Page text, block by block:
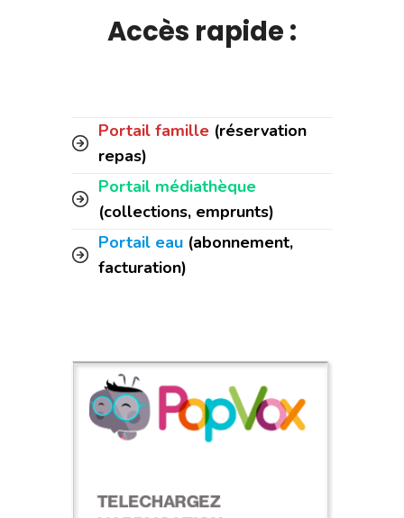
Accès rapide :
Portail famille (réservation
repas)
Portail médiathèque
(collections, emprunts)
Portail eau (abonnement,
facturation)